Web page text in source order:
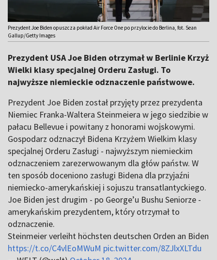
Prezydent Joe Biden opuszcza pokład Air Force One po przylocie do Berlina, fot. Sean
Gallup/Getty Images
Prezydent USA Joe Biden otrzymał w Berlinie Krzyż
Wielki klasy specjalnej Orderu Zasługi. To
najwyższe niemieckie odznaczenie państwowe.
Prezydent Joe Biden został przyjęty przez prezydenta
Niemiec Franka-Waltera Steinmeiera w jego siedzibie w
pałacu Bellevue i powitany z honorami wojskowymi.
Gospodarz odznaczył Bidena Krzyżem Wielkim klasy
specjalnej Orderu Zasługi - najwyższym niemieckim
odznaczeniem zarezerwowanym dla głów państw. W
ten sposób doceniono zasługi Bidena dla przyjaźni
niemiecko-amerykańskiej i sojuszu transatlantyckiego.
Joe Biden jest drugim - po George’u Bushu Seniorze -
amerykańskim prezydentem, który otrzymał to
odznaczenie.
Steinmeier verleiht höchsten deutschen Orden an Biden
https://t.co/C4vlEoMWuM pic.twitter.com/8ZJlxXLTdu